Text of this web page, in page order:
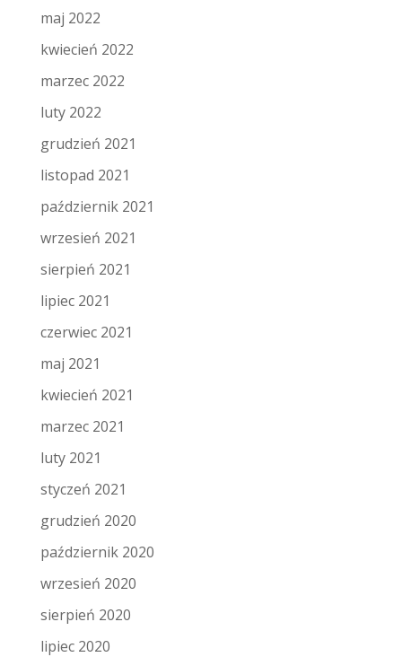
maj 2022
kwiecień 2022
marzec 2022
luty 2022
grudzień 2021
listopad 2021
październik 2021
wrzesień 2021
sierpień 2021
lipiec 2021
czerwiec 2021
maj 2021
kwiecień 2021
marzec 2021
luty 2021
styczeń 2021
grudzień 2020
październik 2020
wrzesień 2020
sierpień 2020
lipiec 2020